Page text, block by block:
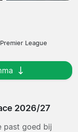
Premier League
2026/27
past goed bij